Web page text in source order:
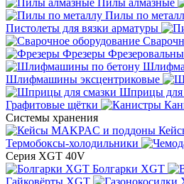
Пилы алмазные
Пилы по
Пистолеты для вязки арматуры
Фрезеры
Шлифмашины эксцентриковые
Шприцы для
Графитовые щётки
Системы хранения
Термобоксы-холодильники
Серия XGT 40V
Болгарки XGT
Гайковёрты XGT